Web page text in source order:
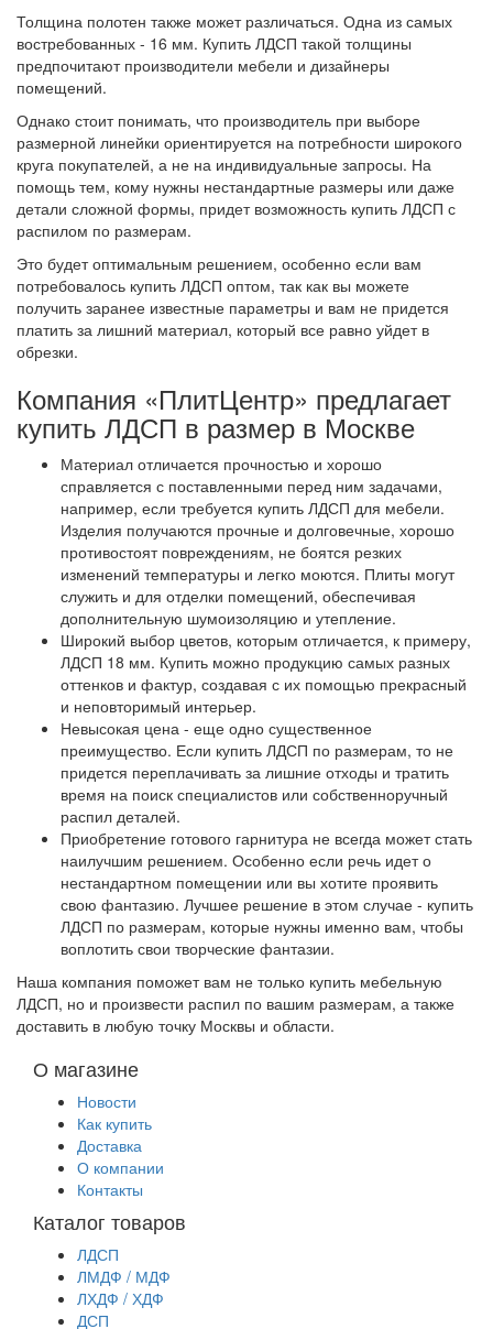
Толщина полотен также может различаться. Одна из самых
востребованных - 16 мм. Купить ЛДСП такой толщины
предпочитают производители мебели и дизайнеры
помещений.
Однако стоит понимать, что производитель при выборе
размерной линейки ориентируется на потребности широкого
круга покупателей, а не на индивидуальные запросы. На
помощь тем, кому нужны нестандартные размеры или даже
детали сложной формы, придет возможность купить ЛДСП с
распилом по размерам.
Это будет оптимальным решением, особенно если вам
потребовалось купить ЛДСП оптом, так как вы можете
получить заранее известные параметры и вам не придется
платить за лишний материал, который все равно уйдет в
обрезки.
Компания «ПлитЦентр» предлагает
купить ЛДСП в размер в Москве
Материал отличается прочностью и хорошо
справляется с поставленными перед ним задачами,
например, если требуется купить ЛДСП для мебели.
Изделия получаются прочные и долговечные, хорошо
противостоят повреждениям, не боятся резких
изменений температуры и легко моются. Плиты могут
служить и для отделки помещений, обеспечивая
дополнительную шумоизоляцию и утепление.
Широкий выбор цветов, которым отличается, к примеру,
ЛДСП 18 мм. Купить можно продукцию самых разных
оттенков и фактур, создавая с их помощью прекрасный
и неповторимый интерьер.
Невысокая цена - еще одно существенное
преимущество. Если купить ЛДСП по размерам, то не
придется переплачивать за лишние отходы и тратить
время на поиск специалистов или собственноручный
распил деталей.
Приобретение готового гарнитура не всегда может стать
наилучшим решением. Особенно если речь идет о
нестандартном помещении или вы хотите проявить
свою фантазию. Лучшее решение в этом случае - купить
ЛДСП по размерам, которые нужны именно вам, чтобы
воплотить свои творческие фантазии.
Наша компания поможет вам не только купить мебельную
ЛДСП, но и произвести распил по вашим размерам, а также
доставить в любую точку Москвы и области.
О магазине
Новости
Как купить
Доставка
О компании
Контакты
Каталог товаров
ЛДСП
ЛМДФ / МДФ
ЛХДФ / ХДФ
ДСП